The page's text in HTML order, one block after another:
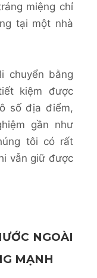
miệng chỉ
tại một nhà
chuyển bằng
kiệm được
số địa điểm,
gần như
tôi có rất
vẫn giữ được
NGOÀI
MẠNH